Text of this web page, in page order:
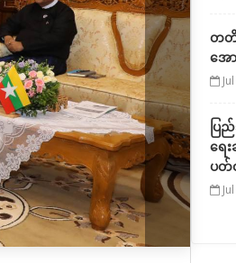
တတိ
အော
ပြ
ရေ
ပတ်